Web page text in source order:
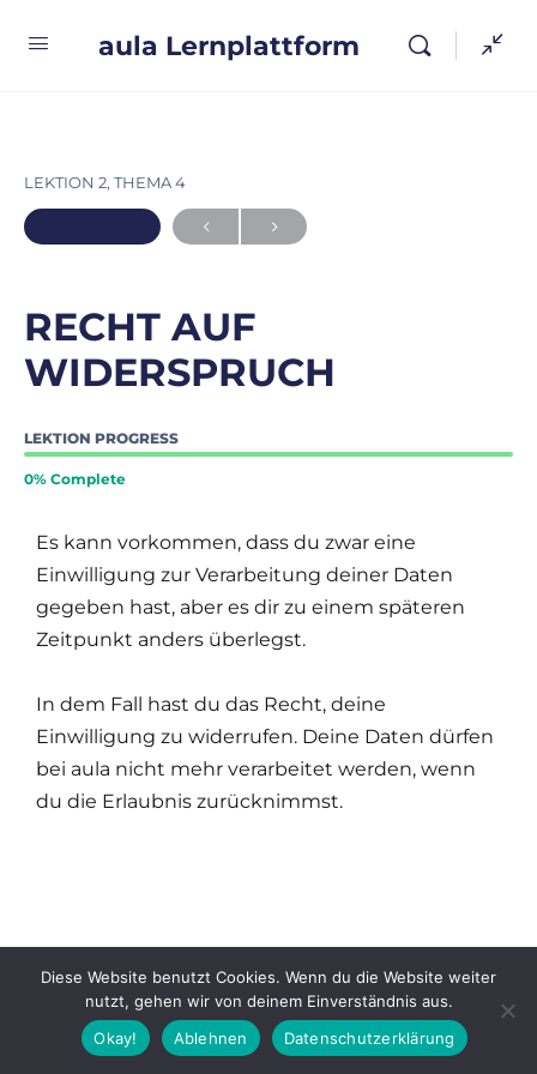
aula Lernplattform
LEKTION 2, THEMA 4
RECHT AUF
WIDERSPRUCH
LEKTION PROGRESS
0% Complete
Es kann vorkommen, dass du zwar eine
Einwilligung zur Verarbeitung deiner Daten
gegeben hast, aber es dir zu einem späteren
Zeitpunkt anders überlegst.
In dem Fall hast du das Recht, deine
Einwilligung zu widerrufen. Deine Daten dürfen
bei aula nicht mehr verarbeitet werden, wenn
du die Erlaubnis zurücknimmst.
Diese Website benutzt Cookies. Wenn du die Website weiter
nutzt, gehen wir von deinem Einverständnis aus.
Okay!
Ablehnen Datenschutzerklärung